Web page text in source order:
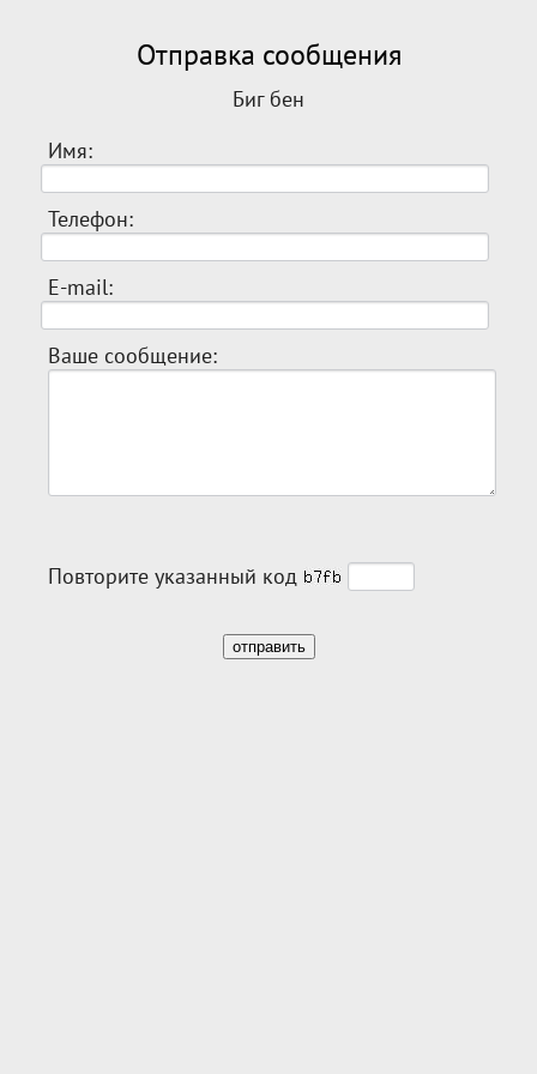
Отправка сообщения
Биг бен
Имя:
Телефон:
E-mail:
Ваше сообщение:
Повторите указанный код